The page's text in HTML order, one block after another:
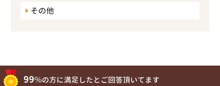
その他
99%の方に満足したとご回答頂いてます